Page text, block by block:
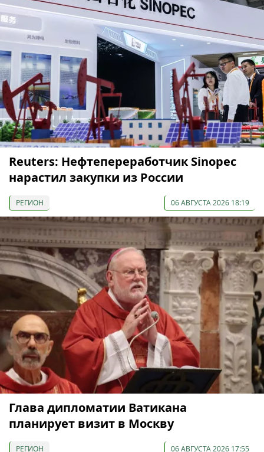
Reuters: Нефтепереработчик Sinopec
нарастил закупки из России
РЕГИОН 06 АВГУСТА 2026 18:19
Глава дипломатии Ватикана
планирует визит в Москву
РЕГИОН 06 АВГУСТА 2026 17:55